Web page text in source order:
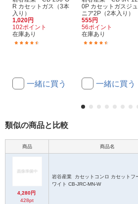
R カセットガス（3本
入り）
1,020円
102ポイント
在庫あり
一緒に買う
0P カセットガスジュ
ニア2P（2本入り）
555円
56ポイント
在庫あり
一緒に買う
類似の商品と比較
商品 商品名
4,280円
428pt
岩谷産業
ワイト CB-JRC-MN-W